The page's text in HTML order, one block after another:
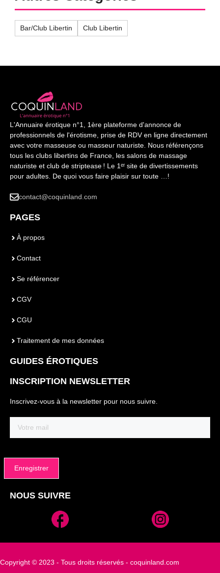
Bar/Club Libertin Club Libertin
L'Annuaire érotique n°1, 1ère plateforme d'annonce de
professionnels de l'érotisme, prise de RDV en ligne directement
avec votre masseuse ou masseur naturiste. Nous référençons
tous les clubs libertins de France, les salons de massage
naturiste et club de striptease ! Le 1ᵉʳ site de divertissements
pour adultes. De quoi vous faire plaisir sur toute …!
contact@coquinland.com
PAGES
À propos
Contact
Se référencer
CGV
CGU
Traitement de mes données
GUIDES ÉROTIQUES
INSCRIPTION NEWSLETTER
Inscrivez-vous à la newsletter pour nous suivre.
Alternative:
NOUS SUIVRE
Copyright © 2023 - Tous droits réservés - coquinland.com